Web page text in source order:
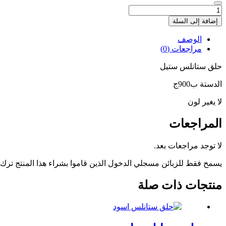
كمية
حلق
ستانلس
ستيل
إضافة إلى السلة
الوصف
مراجعات (0)
حلق ستانلس ستيل
الدستة ب900ج
لا يغير لون
المراجعات
لا توجد مراجعات بعد.
يسمح فقط للزبائن مسجلي الدخول الذين قاموا بشراء هذا المنتج
منتجات ذات صلة